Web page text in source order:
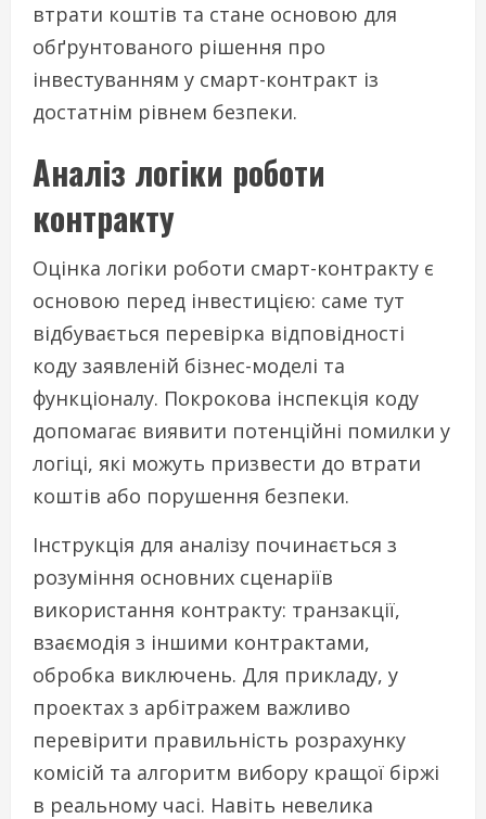
втрати коштів та стане основою для
обґрунтованого рішення про
інвестуванням у смарт-контракт із
достатнім рівнем безпеки.
Аналіз логіки роботи
контракту
Оцінка логіки роботи смарт-контракту є
основою перед інвестицією: саме тут
відбувається перевірка відповідності
коду заявленій бізнес-моделі та
функціоналу. Покрокова інспекція коду
допомагає виявити потенційні помилки у
логіці, які можуть призвести до втрати
коштів або порушення безпеки.
Інструкція для аналізу починається з
розуміння основних сценаріїв
використання контракту: транзакції,
взаємодія з іншими контрактами,
обробка виключень. Для прикладу, у
проектах з арбітражем важливо
перевірити правильність розрахунку
комісій та алгоритм вибору кращої біржі
в реальному часі. Навіть невелика